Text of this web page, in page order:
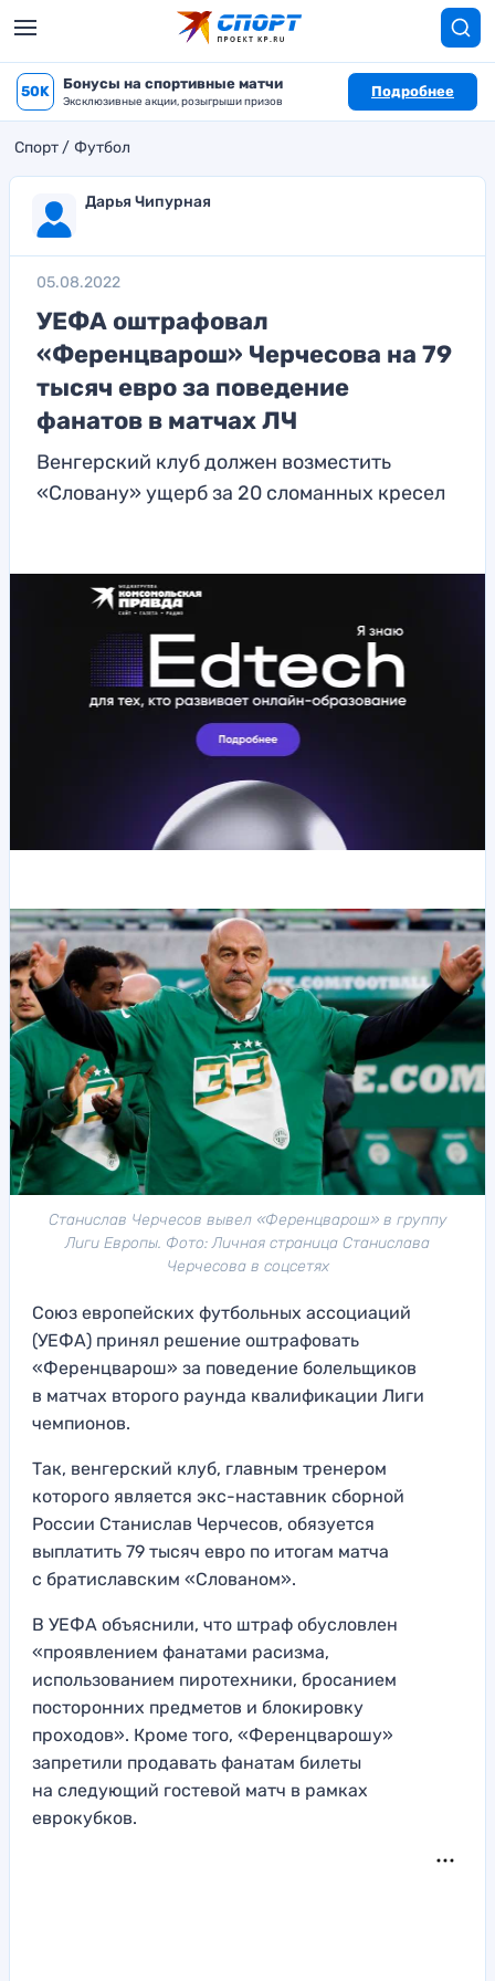
50K Бонусы на спортивные матчи
Эксклюзивные акции, розыгрыши призов
Подробнее
Спорт Футбол
Дарья Чипурная
05.08.2022
УЕФА оштрафовал
«Ференцварош» Черчесова на 79
тысяч евро за поведение
фанатов в матчах ЛЧ
Венгерский клуб должен возместить
«Словану» ущерб за 20 сломанных кресел
Станислав Черчесов вывел «Ференцварош» в группу
Лиги Европы. Фото: Личная страница Станислава
Черчесова в соцсетях
Союз европейских футбольных ассоциаций
(УЕФА) принял решение оштрафовать
«Ференцварош» за поведение болельщиков
в матчах второго раунда квалификации Лиги
чемпионов.
Так, венгерский клуб, главным тренером
которого является экс-наставник сборной
России Станислав Черчесов, обязуется
выплатить 79 тысяч евро по итогам матча
с братиславским «Слованом».
В УЕФА объяснили, что штраф обусловлен
«проявлением фанатами расизма,
использованием пиротехники, бросанием
посторонних предметов и блокировку
проходов». Кроме того, «Ференцварошу»
запретили продавать фанатам билеты
на следующий гостевой матч в рамках
еврокубков.